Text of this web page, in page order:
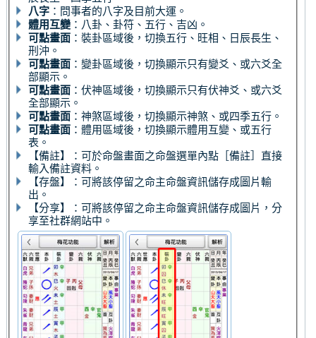
八字 ：問事者的八字及目前大運。
體用互變 ：八卦、卦符、五行、吉凶。
可點畫面 ：裝卦區域後，切換五行、旺相、日辰長生、
刑沖。
可點畫面 ：變卦區域後，切換顯示只有變爻、或六爻全
部顯示。
可點畫面 ：伏神區域後，切換顯示只有伏神爻、或六爻
全部顯示。
可點畫面 ：神煞區域後，切換顯示神煞、或四季五行。
可點畫面 ：體用區域後，切換顯示體用互變、或五行
表。
【備註】：可於命盤畫面之命盤選單內點［備註］直接
輸入備註資料。
【存盤】：可將該停留之命主命盤資訊儲存成圖片輸
出。
【分享】：可將該停留之命主命盤資訊儲存成圖片，分
享至社群網站中。